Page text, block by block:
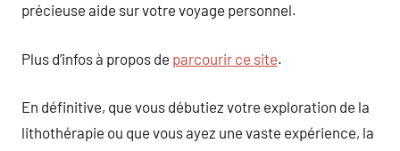
précieuse aide sur votre voyage personnel.
Plus d’infos à propos de parcourir ce site.
En définitive, que vous débutiez votre exploration de la
lithothérapie ou que vous ayez une vaste expérience, la